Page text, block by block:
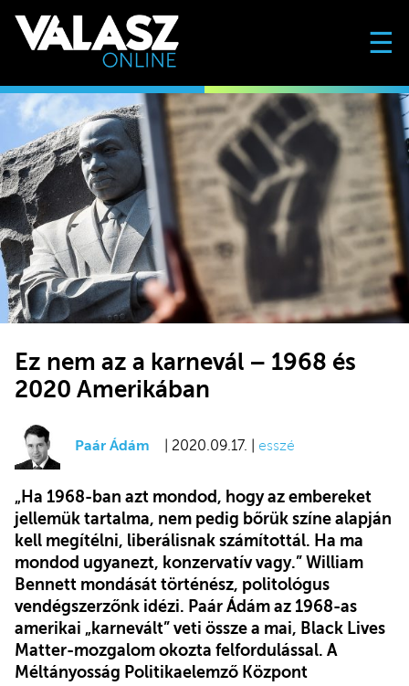
☰
Ez nem az a karnevál – 1968 és
2020 Amerikában
Paár Ádám | 2020.09.17. | esszé
„Ha 1968-ban azt mondod, hogy az embereket
jellemük tartalma, nem pedig bőrük színe alapján
kell megítélni, liberálisnak számítottál. Ha ma
mondod ugyanezt, konzervatív vagy.” William
Bennett mondását történész, politológus
vendégszerzőnk idézi. Paár Ádám az 1968-as
amerikai „karnevált” veti össze a mai, Black Lives
Matter-mozgalom okozta felfordulással. A
Méltányosság Politikaelemző Központ